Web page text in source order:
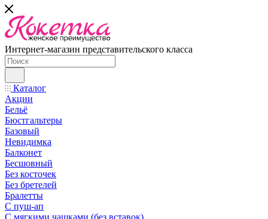
Интернет-магазин представительского класса
Каталог
Акции
Бельё
Бюстгальтеры
Базовый
Невидимка
Балконет
Бесшовный
Без косточек
Без бретелей
Бралетты
С пуш-ап
С мягкими чашками (без вставок)